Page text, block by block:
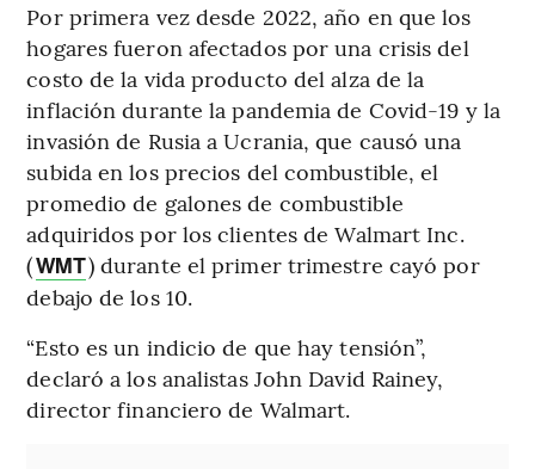
Por primera vez desde 2022, año en que los
hogares fueron afectados por una crisis del
costo de la vida producto del alza de la
inflación durante la pandemia de Covid-19 y la
invasión de Rusia a Ucrania, que causó una
subida en los precios del combustible, el
promedio de galones de combustible
adquiridos por los clientes de Walmart Inc.
(WMT) durante el primer trimestre cayó por
debajo de los 10.
“Esto es un indicio de que hay tensión”,
declaró a los analistas John David Rainey,
director financiero de Walmart.